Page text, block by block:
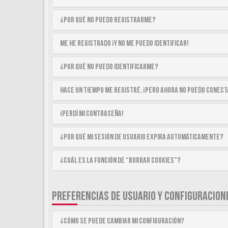
¿Por qué no puedo registrarme?
Me he registrado ¡y no me puedo identificar!
¿Por qué no puedo identificarme?
Hace un tiempo me registré, ¡pero ahora no puedo
¡Perdí mi contraseña!
¿Por qué mi sesión de usuario expira automáticamente?
¿Cuál es la función de “Borrar cookies”?
PREFERENCIAS DE USUARIO Y
¿Cómo se puede cambiar mi configuración?